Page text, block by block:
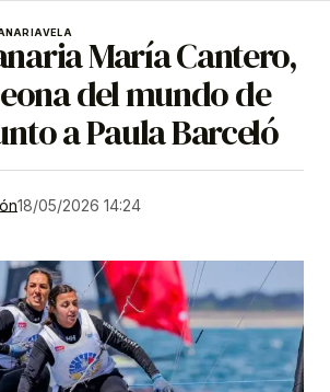
VELA María Cantero,
del mundo de
a Paula Barceló
18/05/2026 14:24